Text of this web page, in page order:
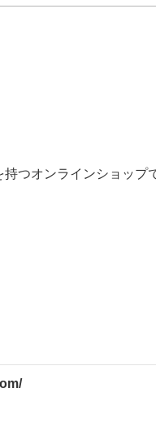
持つオンラインショップ